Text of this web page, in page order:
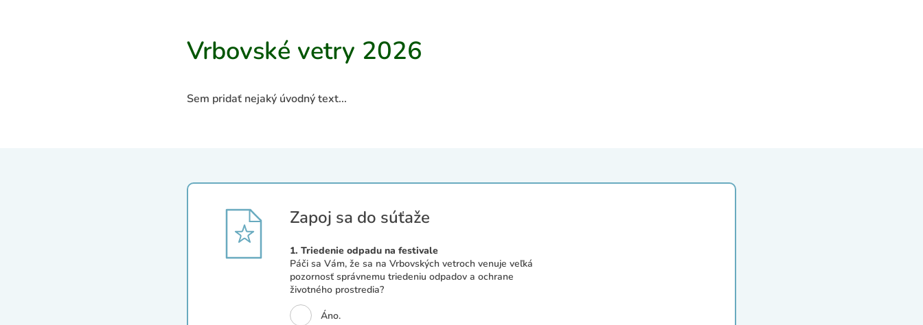
Vrbovské vetry 2026
Sem pridať nejaký úvodný text...
Zapoj sa do súťaže
1. Triedenie odpadu na festivale
Páči sa Vám, že sa na Vrbovských vetroch venuje veľká
pozornosť správnemu triedeniu odpadov a ochrane
životného prostredia?
Áno.